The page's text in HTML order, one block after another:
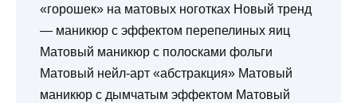
«горошек» на матовых ноготках Новый тренд
— маникюр с эффектом перепелиных яиц
Матовый маникюр с полосками фольги
Матовый нейл-арт «абстракция» Матовый
маникюр с дымчатым эффектом Матовый